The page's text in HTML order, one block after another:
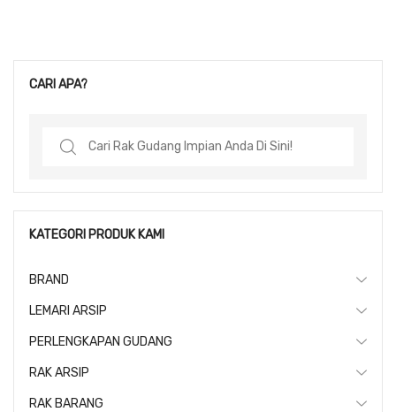
CARI APA?
Search
KATEGORI PRODUK KAMI
BRAND
LEMARI ARSIP
PERLENGKAPAN GUDANG
RAK ARSIP
RAK BARANG